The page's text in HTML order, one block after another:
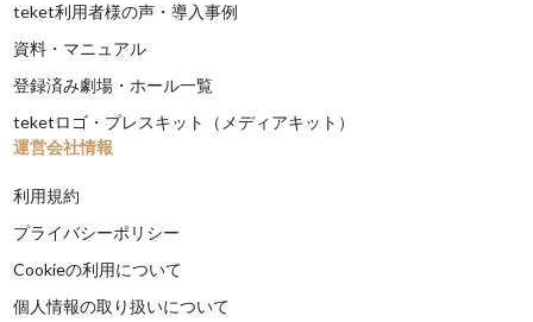
teket利用者様の声・導入事例
資料・マニュアル
登録済み劇場・ホール一覧
teketロゴ・プレスキット（メディアキット）
運営会社情報
利用規約
プライバシーポリシー
Cookieの利用について
個人情報の取り扱いについて